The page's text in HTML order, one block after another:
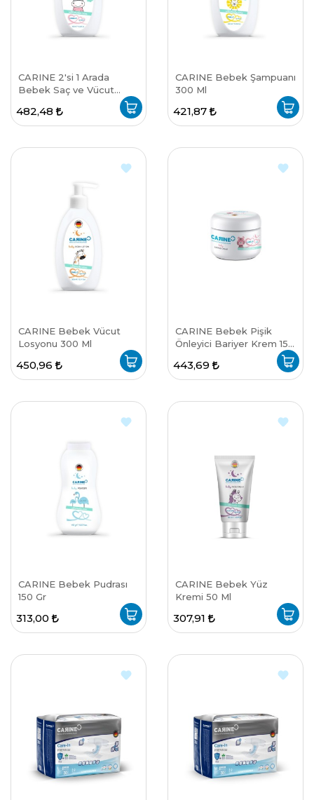
CARINE 2'si 1 Arada
Bebek Saç ve Vücut
482,48
CARINE Bebek Şampuanı
300 Ml
421,87
CARINE Bebek Vücut
Losyonu 300 Ml
450,96
CARINE Bebek Pişik
Önleyici Bariyer Krem 150
443,69
CARINE Bebek Pudrası
150 Gr
313,00
CARINE Bebek Yüz
Kremi 50 Ml
307,91